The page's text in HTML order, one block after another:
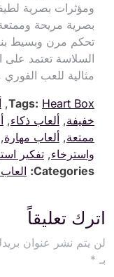
ومؤثرات بصرية
بصرية مريحة
تحكم مرن وبسيط
السلاسة تعتمد على
مثالية للعب
Tags: Heart Box
,
خفيفة, ألعاب ذكاء,
ممتعة, ألعاب مهارة,
واسترخاء, تفكير
Categories:
اترك تعليقاً
لن يتم نشر عنوان
بـ *